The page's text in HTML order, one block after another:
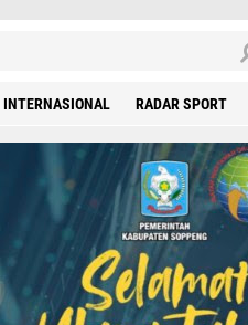
INTERNASIONAL RADAR SPORT